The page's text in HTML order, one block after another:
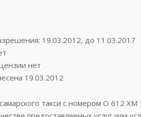
19.03.2012, до 11.03.2017
нет
19.03.2012
такси с номером О 612